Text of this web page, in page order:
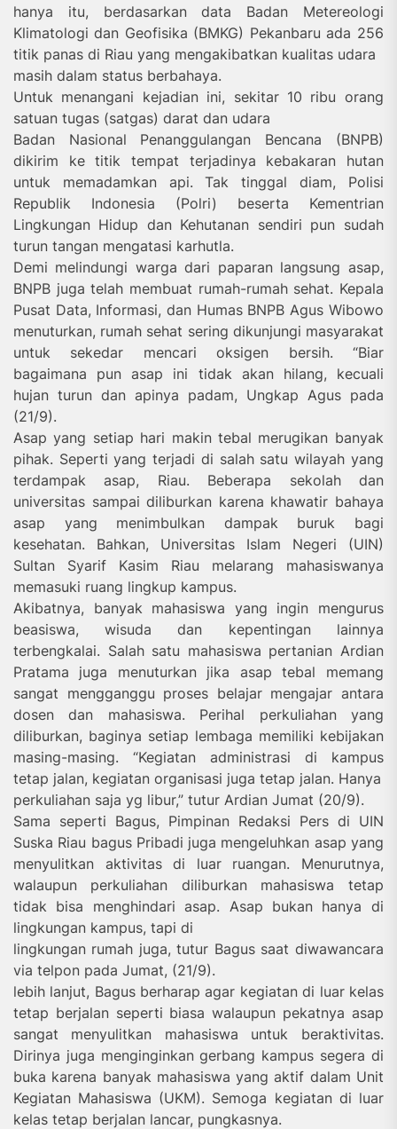
hanya itu, berdasarkan data Badan Metereologi
Klimatologi dan Geofisika (BMKG) Pekanbaru ada 256
titik panas di Riau yang mengakibatkan kualitas udara
masih dalam status berbahaya.
Untuk menangani kejadian ini, sekitar 10 ribu orang
satuan tugas (satgas) darat dan udara
Badan Nasional Penanggulangan Bencana (BNPB)
dikirim ke titik tempat terjadinya kebakaran hutan
untuk memadamkan api. Tak tinggal diam, Polisi
Republik Indonesia (Polri) beserta Kementrian
Lingkungan Hidup dan Kehutanan sendiri pun sudah
turun tangan mengatasi karhutla.
Demi melindungi warga dari paparan langsung asap,
BNPB juga telah membuat rumah-rumah sehat. Kepala
Pusat Data, Informasi, dan Humas BNPB Agus Wibowo
menuturkan, rumah sehat sering dikunjungi masyarakat
untuk sekedar mencari oksigen bersih. “Biar
bagaimana pun asap ini tidak akan hilang, kecuali
hujan turun dan apinya padam, Ungkap Agus pada
(21/9).
Asap yang setiap hari makin tebal merugikan banyak
pihak. Seperti yang terjadi di salah satu wilayah yang
terdampak asap, Riau. Beberapa sekolah dan
universitas sampai diliburkan karena khawatir bahaya
asap yang menimbulkan dampak buruk bagi
kesehatan. Bahkan, Universitas Islam Negeri (UIN)
Sultan Syarif Kasim Riau melarang mahasiswanya
memasuki ruang lingkup kampus.
Akibatnya, banyak mahasiswa yang ingin mengurus
beasiswa, wisuda dan kepentingan lainnya
terbengkalai. Salah satu mahasiswa pertanian Ardian
Pratama juga menuturkan jika asap tebal memang
sangat mengganggu proses belajar mengajar antara
dosen dan mahasiswa. Perihal perkuliahan yang
diliburkan, baginya setiap lembaga memiliki kebijakan
masing-masing. “Kegiatan administrasi di kampus
tetap jalan, kegiatan organisasi juga tetap jalan. Hanya
perkuliahan saja yg libur,” tutur Ardian Jumat (20/9).
Sama seperti Bagus, Pimpinan Redaksi Pers di UIN
Suska Riau bagus Pribadi juga mengeluhkan asap yang
menyulitkan aktivitas di luar ruangan. Menurutnya,
walaupun perkuliahan diliburkan mahasiswa tetap
tidak bisa menghindari asap. Asap bukan hanya di
lingkungan kampus, tapi di
lingkungan rumah juga, tutur Bagus saat diwawancara
via telpon pada Jumat, (21/9).
lebih lanjut, Bagus berharap agar kegiatan di luar kelas
tetap berjalan seperti biasa walaupun pekatnya asap
sangat menyulitkan mahasiswa untuk beraktivitas.
Dirinya juga menginginkan gerbang kampus segera di
buka karena banyak mahasiswa yang aktif dalam Unit
Kegiatan Mahasiswa (UKM). Semoga kegiatan di luar
kelas tetap berjalan lancar, pungkasnya.